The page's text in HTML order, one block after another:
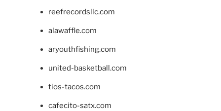
reefrecordsllc.com
alawaffle.com
aryouthfishing.com
united-basketball.com
tios-tacos.com
cafecito-satx.com